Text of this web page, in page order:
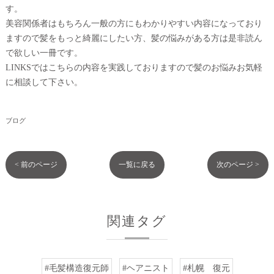
す。
美容関係者はもちろん一般の方にもわかりやすい内容になっており
ますので髪をもっと綺麗にしたい方、髪の悩みがある方は是非読ん
で欲しい一冊です。
LINKSではこちらの内容を実践しておりますので髪のお悩みお気軽
に相談して下さい。
ブログ
< 前のページ 一覧に戻る 次のページ >
関連タグ
#毛髪構造復元師 #ヘアニスト #札幌 復元